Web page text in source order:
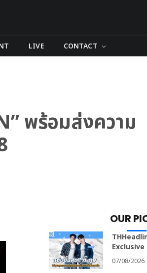
LIVE CONTACT
พร้อมส่งความ
OUR
07/08/2026